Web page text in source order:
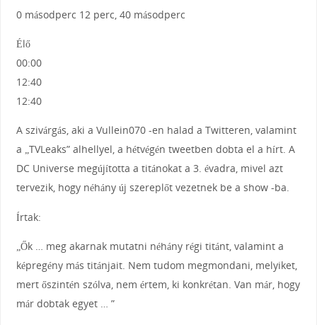
0 másodperc 12 perc, 40 másodperc
Élő
00:00
12:40
12:40
A szivárgás, aki a Vullein070 -en halad a Twitteren, valamint
a „TVLeaks” alhellyel, a hétvégén tweetben dobta el a hírt. A
DC Universe megújította a titánokat a 3. évadra, mivel azt
tervezik, hogy néhány új szereplőt vezetnek be a show -ba.
Írtak:
„Ők … meg akarnak mutatni néhány régi titánt, valamint a
képregény más titánjait. Nem tudom megmondani, melyiket,
mert őszintén szólva, nem értem, ki konkrétan. Van már, hogy
már dobtak egyet … ”